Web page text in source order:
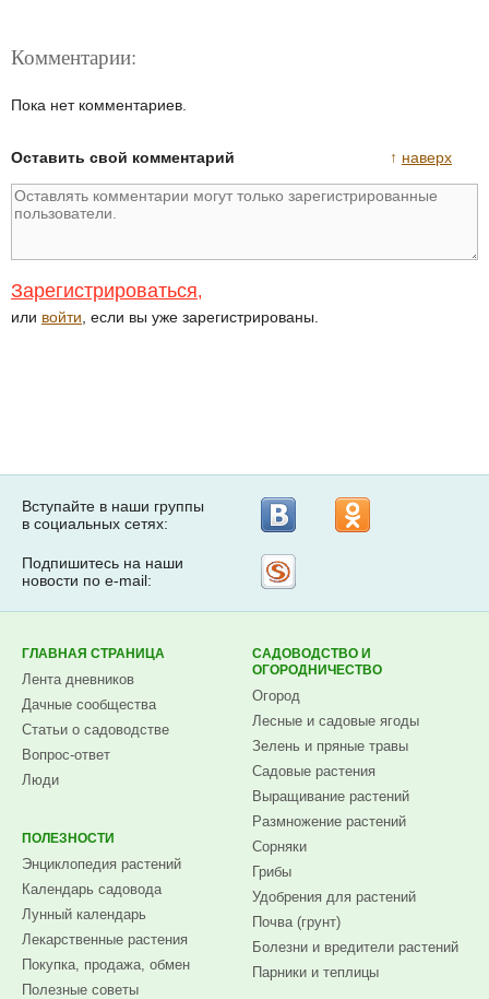
Комментарии:
Пока нет комментариев.
↑ наверх
Оставить свой комментарий
Зарегистрироваться,
или войти , если вы уже зарегистрированы.
Вступайте в наши группы
в социальных сетях:
Подпишитесь на наши
новости по e-mail:
ГЛАВНАЯ СТРАНИЦА
Лента дневников
Дачные сообщества
Статьи о садоводстве
Вопрос-ответ
Люди
ПОЛЕЗНОСТИ
Энциклопедия растений
Календарь садовода
Лунный календарь
Лекарственные растения
Покупка, продажа, обмен
Полезные советы
САДОВОДСТВО И
ОГОРОДНИЧЕСТВО
Огород
Лесные и садовые ягоды
Зелень и пряные травы
Садовые растения
Выращивание растений
Размножение растений
Сорняки
Грибы
Удобрения для растений
Почва (грунт)
Болезни и вредители растений
Парники и теплицы